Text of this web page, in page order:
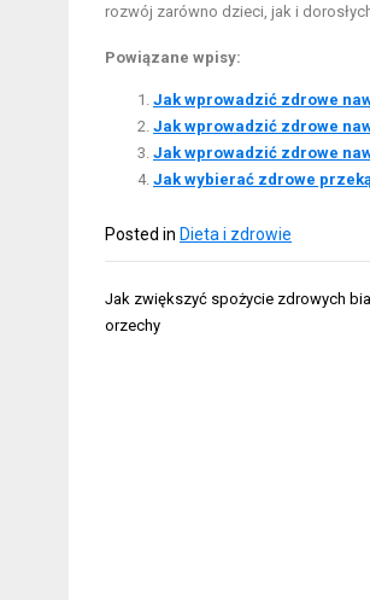
rozwój zarówno dzieci, jak i
Powiązane wpisy:
Jak wprowadzić zdrowe
Jak wprowadzić zdrowe
Jak wprowadzić zdrowe
Jak wybierać zdrowe
Posted in Dieta i zdrowie
Nawigacja
wpisu
Jak zwiększyć spożycie zdrowych
orzechy